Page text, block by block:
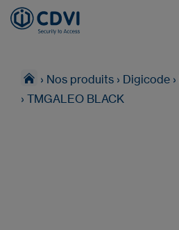
› Nos produits › Digicode ›
› TMGALEO BLACK